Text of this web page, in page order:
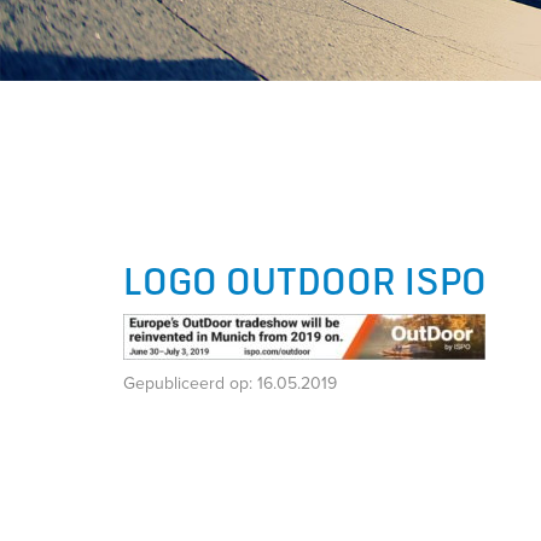
LOGO OUTDOOR ISPO
Gepubliceerd op: 16.05.2019